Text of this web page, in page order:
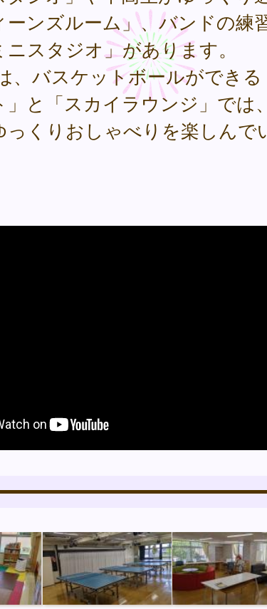
ーンズルーム」、バンドの練
スタジオ」があります。
、バスケットボールができる
」と「スカイラウンジ」では
っくりおしゃべりを楽しんで